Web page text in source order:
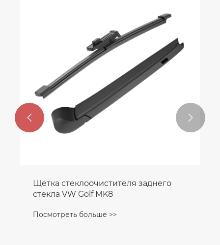
Щетка стеклоочистителя заднего
стекла VW Golf MK8
Посмотреть больше >>
 